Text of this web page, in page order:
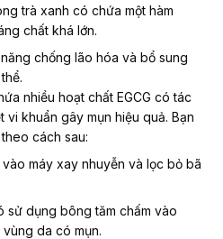
trà xanh có chứa một hàm
chất khá lớn.
chống lão hóa và bổ sung
nhiều hoạt chất EGCG có tác
khuẩn gây mụn hiệu quả. Bạn
cách sau:
máy xay nhuyễn và lọc bỏ bã
sử dụng bông tăm chấm vào
da có mụn.